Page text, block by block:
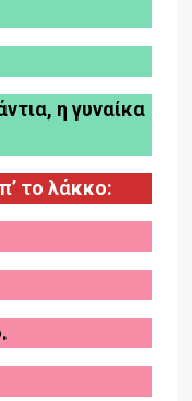
η γυναίκα
το λάκκο: